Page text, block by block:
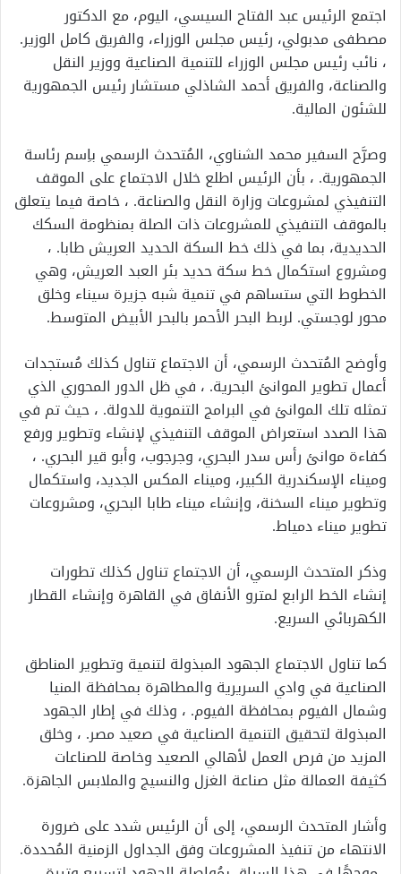
اجتمع الرئيس عبد الفتاح السيسي، اليوم، مع الدكتور
مصطفى مدبولي، رئيس مجلس الوزراء، والفريق كامل الوزير.
، نائب رئيس مجلس الوزراء للتنمية الصناعية ووزير النقل
والصناعة، والفريق أحمد الشاذلي مستشار رئيس الجمهورية
للشئون المالية.
وصرَّح السفير محمد الشناوي، المُتحدث الرسمي باِسم رئاسة
الجمهورية. ، بأن الرئيس اطلع خلال الاجتماع على الموقف
التنفيذي لمشروعات وزارة النقل والصناعة. ، خاصة فيما يتعلق
بالموقف التنفيذي للمشروعات ذات الصلة بمنظومة السكك
الحديدية، بما في ذلك خط السكة الحديد العريش طابا. ،
ومشروع استكمال خط سكة حديد بئر العبد العريش، وهي
الخطوط التي ستساهم في تنمية شبه جزيرة سيناء وخلق
محور لوجستي. لربط البحر الأحمر بالبحر الأبيض المتوسط.
وأوضح المُتحدث الرسمي، أن الاجتماع تناول كذلك مُستجدات
أعمال تطوير الموانئ البحرية. ، في ظل الدور المحوري الذي
تمثله تلك الموانئ في البرامج التنموية للدولة. ، حيث تم في
هذا الصدد استعراض الموقف التنفيذي لإنشاء وتطوير ورفع
كفاءة موانئ رأس سدر البحري، وجرجوب، وأبو قير البحري. ،
وميناء الإسكندرية الكبير، وميناء المكس الجديد، واستكمال
وتطوير ميناء السخنة، وإنشاء ميناء طابا البحري، ومشروعات
تطوير ميناء دمياط.
وذكر المتحدث الرسمي، أن الاجتماع تناول كذلك تطورات
إنشاء الخط الرابع لمترو الأنفاق في القاهرة وإنشاء القطار
الكهربائي السريع.
كما تناول الاجتماع الجهود المبذولة لتنمية وتطوير المناطق
الصناعية في وادي السريرية والمطاهرة بمحافظة المنيا
وشمال الفيوم بمحافظة الفيوم. ، وذلك في إطار الجهود
المبذولة لتحقيق التنمية الصناعية في صعيد مصر. ، وخلق
المزيد من فرص العمل لأهالي الصعيد وخاصة للصناعات
كثيفة العمالة مثل صناعة الغزل والنسيج والملابس الجاهزة.
وأشار المتحدث الرسمي، إلى أن الرئيس شدد على ضرورة
الانتهاء من تنفيذ المشروعات وفق الجداول الزمنية المُحددة.